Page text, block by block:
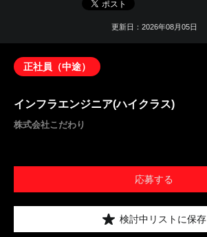
更新日：2026年08月05日
正社員（中途）
インフラエンジニア(ハイクラス)
株式会社こだわり
応募する
検討中リストに保存